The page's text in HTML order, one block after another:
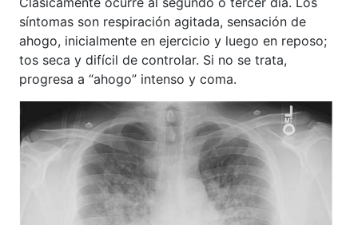
síntomas son respiración agitada, sensación de
ahogo, inicialmente en ejercicio y luego en reposo;
tos seca y difícil de controlar. Si no se trata,
progresa a “ahogo” intenso y coma.